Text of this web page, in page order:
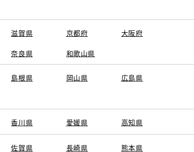
滋賀県 京都府 大阪府
奈良県 和歌山県
島根県 岡山県 広島県
香川県 愛媛県 高知県
佐賀県 長崎県 熊本県
トヨタ中古車オンラインストア
クルマ買取
ヨタレンタカー
TOYOTA SHARE
トヨタのau/UQ
社会的勢力に対する基本方針企業情報 リコール情報